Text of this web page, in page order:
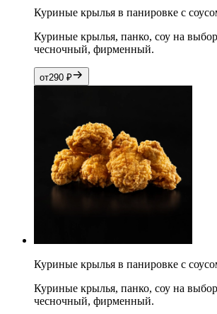
Куриные крылья в панировке с
Куриные крылья, панко, соу на
чесночный, фирменный.
от290 ₽
Куриные крылья в панировке с
Куриные крылья, панко, соу на
чесночный, фирменный.